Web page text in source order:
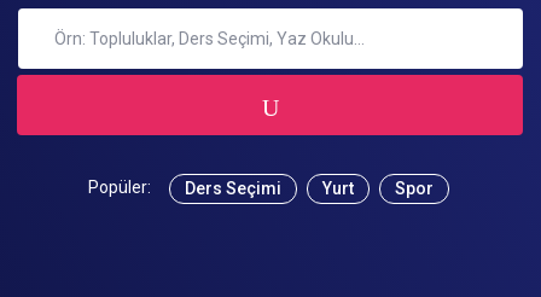
Popüler: Ders Seçimi Yurt Spor